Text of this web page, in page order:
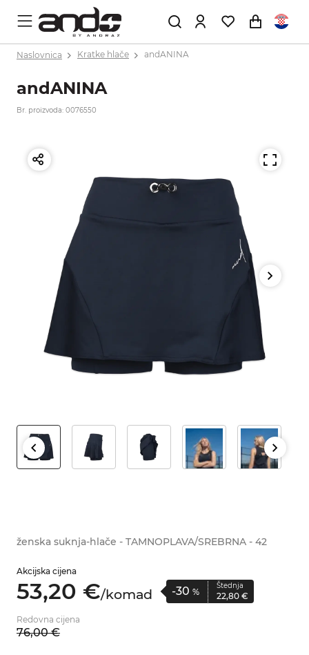
Naslovnica Kratke hlače andANINA
andANINA
Br. proizvoda: 0076550
ženska suknja-hlače - TAMNOPLAVA/SREBRNA - 42
Akcijska cijena
53,20 €/komad -30 %
Štednja
22,80 €
Redovna cijena
76,00 €